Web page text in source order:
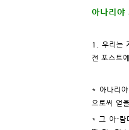
아나리
1. 우리는
전 포스트
* 아나리
으로써 얻
* 그 아-람